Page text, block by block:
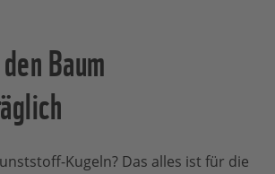
Baum
Kugeln? Das alles ist für die